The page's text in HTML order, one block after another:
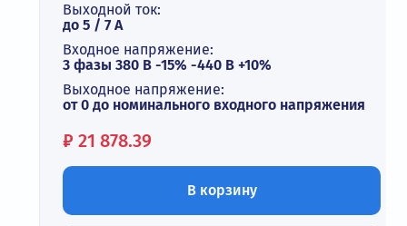
Выходной ток:
до 5 / 7 A
Входное напряжение:
3 фазы 380 В -15% -440 В +10%
Выходное напряжение:
от 0 до номинального входного напряжения
Цена:
₽ 21 878.39
В корзину